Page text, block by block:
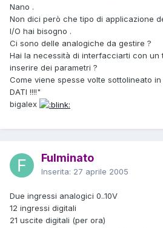
Nano .
Non dici però che tipo di applicazione
I/O hai bisogno .
Ci sono delle analogiche da gestire ?
Hai la necessità di interfacciarti con un
inserire dei parametri ?
Come viene spesse volte sottolineato in
DATI !!!!"
bigalex
Fulminato
Inserita: 27 aprile 2005
Due ingressi analogici 0..10V
12 ingressi digitali
21 uscite digitali (per ora)